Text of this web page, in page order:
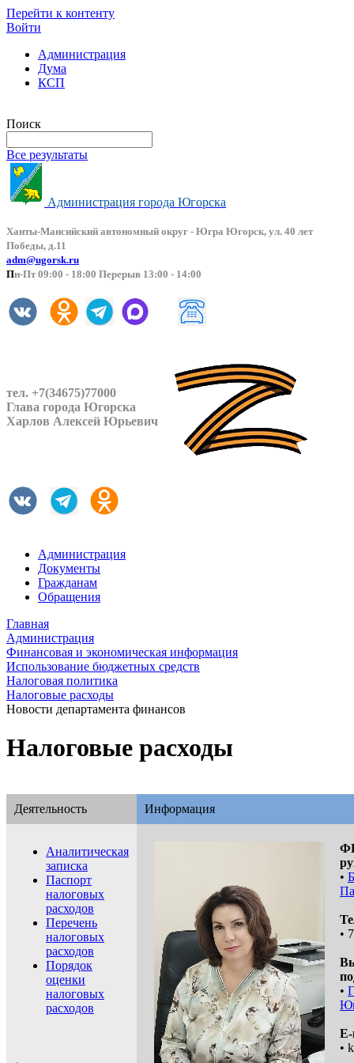
Перейти к контенту
Войти
Администрация
Дума
КСП
Поиск
Все результаты
Администрация города Югорска
Ханты-Мансийский автономный округ - Югра Югорск, ул. 40 лет
Победы, д.11
adm@ugorsk.ru
Пн-Пт 09:00 - 18:00 Перерыв 13:00 - 14:00
тел. +7(34675)77000
Глава города Югорска
Харлов Алексей Юрьевич
Администрация
Документы
Гражданам
Обращения
Главная
Администрация
Финансовая и экономическая информация
Использование бюджетных средств
Налоговая политика
Налоговые расходы
Новости департамента финансов
Налоговые расходы
Деятельность Информация
Аналитическая
записка
Паспорт
налоговых
расходов
Перечень
налоговых
расходов
Порядок
оценки
налоговых
расходов
•
•
•
•